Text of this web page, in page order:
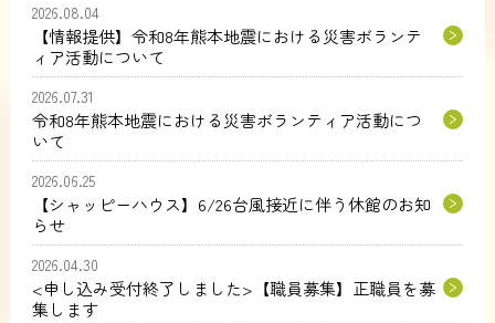
2026.08.04
【情報提供】令和8年熊本地震における災害ボランテ
ィア活動について
2026.07.31
令和8年熊本地震における災害ボランティア活動につ
いて
2026.06.25
【シャッピーハウス】6/26台風接近に伴う休館のお知
らせ
2026.04.30
<申し込み受付終了しました>【職員募集】正職員を募
集します